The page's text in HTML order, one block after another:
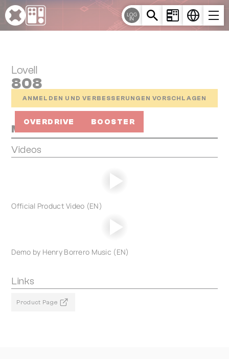
Cookie-Einstellungen
LOG
IN
Lovell
808
ANMELDEN UND VERBESSERUNGEN VORSCHLAGEN
OVERDRIVE BOOSTER
Media
Videos
Official Product Video (EN)
Demo by Henry Borrero Music (EN)
Links
Product Page